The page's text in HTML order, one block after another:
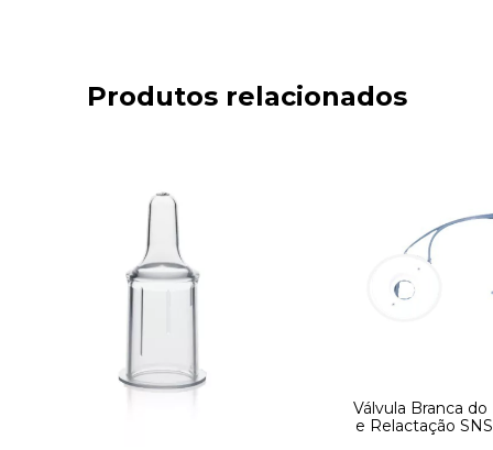
Produtos relacionados
Válvula Branca
e Relactação